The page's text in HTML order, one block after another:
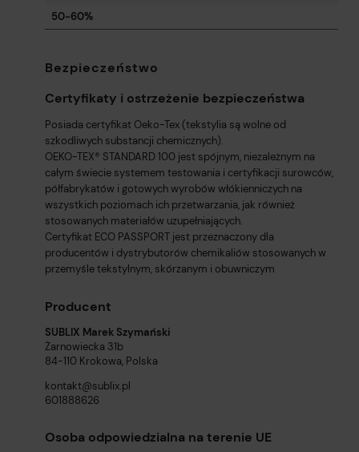
50-60%
Bezpieczeństwo
Certyfikaty i ostrzeżenie bezpieczeństwa
Posiada certyfikat Oeko-Tex (tekstylia są wolne od
szkodliwych substancji chemicznych).
OEKO-TEX® STANDARD 100 jest spójnym, niezależnym na
całym świecie systemem testowania i certyfikacji surowców,
półfabrykatów i gotowych wyrobów włókienniczych na
wszystkich poziomach ich przetwarzania, jak również
stosowanych materiałów uzupełniających.
Certyfikat ECO PASSPORT jest przeznaczony dla
producentów i dystrybutorów chemikaliów stosowanych w
przemyśle tekstylnym, skórzanym i obuwniczym
Producent
SUBLIX Marek Szymański
Żarnowiecka 31b
84-110 Krokowa, Polska
kontakt@sublix.pl
601888626
Osoba odpowiedzialna na terenie UE